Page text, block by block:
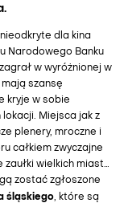
dla kina
Narodowego Banku
w wyróżnionej w
mają szansę
kryje w sobie
Miejsca jak z
plenery, mroczne i
całkiem zwyczajne
zaułki wielkich miast…
zostać zgłoszone
śląskiego, które są